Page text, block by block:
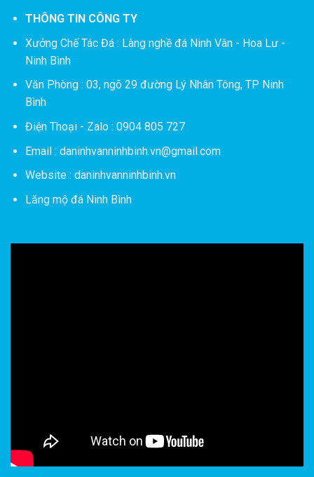
THÔNG TIN CÔNG TY
Xưởng Chế Tác Đá : Làng nghề đá Ninh Vân - Hoa Lư -
Ninh Bình
Văn Phòng : 03, ngõ 29 đường Lý Nhân Tông, TP Ninh
Bình
Điện Thoại - Zalo : 0904 805 727
Email : daninhvanninhbinh.vn@gmail.com
Website : daninhvanninhbinh.vn
Lăng mộ đá Ninh Bình